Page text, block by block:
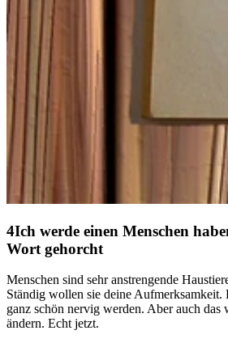
Ich werde einen Menschen
Wort gehorcht
Menschen sind sehr anstrengende
Ständig wollen sie deine Aufmerksamkeit.
ganz schön nervig werden. Aber auch das
ändern. Echt jetzt.